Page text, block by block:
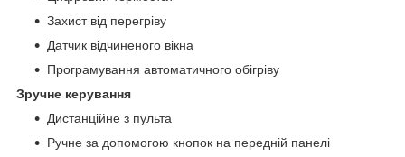
Захист від перегріву
Датчик відчиненого вікна
Програмування автоматичного обігріву
Зручне керування
Дистанційне з пульта
Ручне за допомогою кнопок на передній панелі